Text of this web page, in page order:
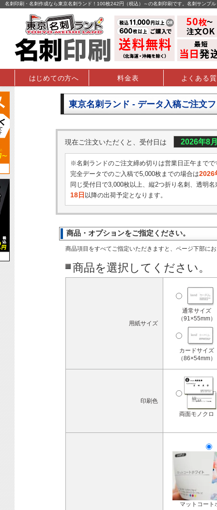
名刺印刷・名刺作成なら東京名刺ランド！100枚242円（税込）～の名刺印刷です。名刺サンプ
はじめての方へ 料金表 よくある
東京名刺ランド - データ入稿ご注文
現在ご注文いただくと、受付日は 2026年8
※名刺ランドのご注文締め切りは営業日正午までで
完全データでのご入稿で5,000枚までの場合は2026
同じ受付日で3,000枚以上、縦2つ折り名刺、透明名
18日 以降の出荷予定となります。
商品・オプションをご指定ください。
商品項目をすべてご指定いただきますと、ページ下部に
商品を選択してください。
用紙サイズ
通常サイズ
（91×55mm）
カードサイズ
（86×54mm）
印刷色
両面モノクロ
マットコート